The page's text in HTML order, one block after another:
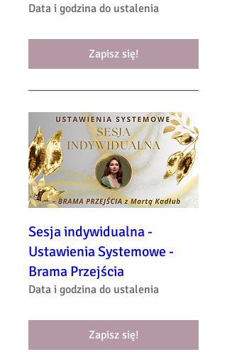
Data i godzina do ustalenia
Zapisz się!
Sesja indywidualna -
Ustawienia Systemowe -
Brama Przejścia
Data i godzina do ustalenia
Zapisz się!